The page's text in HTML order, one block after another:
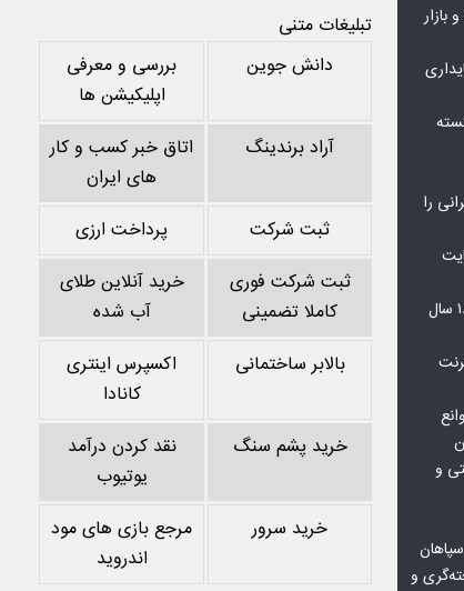
بازار
را
مشکلات مسکن مهر پردیس پس از ۱۸ سال
اینترنت
و
و
تبلیغات متنی
دانش جوین
بررسی و معرفی
اپلیکیشن ها
آراد برندینگ
اتاق خبر کسب و کار
های ایران
ثبت شرکت
پرداخت ارزی
ثبت شرکت فوری
کاملا تضمینی
خرید آنلاین طلای
آب شده
بالابر ساختمانی
اکسپرس اینتری
کانادا
خرید پشم سنگ
نقد کردن درآمد
یوتیوب
خرید سرور
مرجع بازی های مود
اندروید